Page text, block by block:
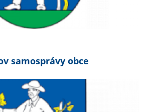
samosprávy obce